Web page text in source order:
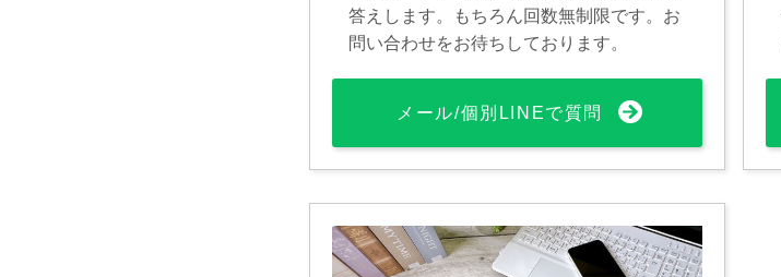
答えします。もちろん回数無制限です。お
問い合わせをお待ちしております。
メール/個別LINEで質問